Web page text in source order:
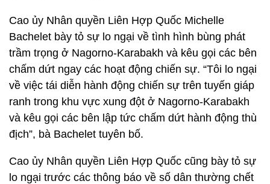
Cao ủy Nhân quyền Liên Hợp Quốc Michelle
Bachelet bày tỏ sự lo ngại về tình hình bùng phát
trầm trọng ở Nagorno-Karabakh và kêu gọi các bên
chấm dứt ngay các hoạt động chiến sự. “Tôi lo ngại
về việc tái diễn hành động chiến sự trên tuyến giáp
ranh trong khu vực xung đột ở Nagorno-Karabakh
và kêu gọi các bên lập tức chấm dứt hành động thù
địch”, bà Bachelet tuyên bố.
Cao ủy Nhân quyền Liên Hợp Quốc cũng bày tỏ sự
lo ngại trước các thông báo về số dân thường chết